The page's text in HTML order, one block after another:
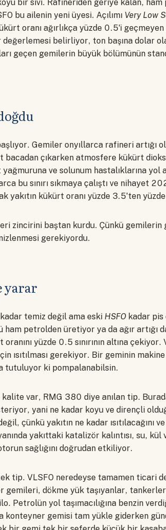
bir sıvı. Rafineriden geriye kalan,
bu ailenin yeni üyesi. Açılımı Very Low
oranı ağırlıkça yüzde 0.5'i geçmeyen
değerlemesi belirliyor, ton başına dolar
geçen gemilerin büyük bölümünün
Gemiler onyıllarca rafineri artığı
bacadan çıkarken atmosfere kükürt
ve solunum hastalıklarına yol
bu sınırı sıkmaya çalıştı ve nihayet
yakıtın kükürt oranı yüzde 3.5'ten
zincirini baştan kurdu. Çünkü gemilerin
gerekiyordu.
yarar
temiz değil ama eski HSFO kadar pis
petrolden üretiyor ya da ağır artığı
yüzde 0.5 sınırının altına
ısıtılması gerekiyor. Bir geminin
tutuluyor ki pompalanabilsin.
var, RMG 380 diye anılan tip.
yani ne kadar koyu ve dirençli
çünkü yakıtın ne kadar ısıtılacağını
yakıttaki katalizör kalıntısı, su,
sağlığını doğrudan etkiliyor.
tip. VLSFO neredeyse tamamen ticari
gemileri, dökme yük taşıyanlar,
Petrolün yol taşımacılığına benzin
konteyner gemisi tam yükle giderken